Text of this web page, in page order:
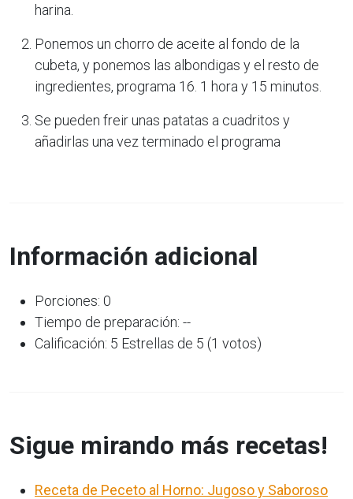
harina.
Ponemos un chorro de aceite al fondo de la
cubeta, y ponemos las albondigas y el resto de
ingredientes, programa 16. 1 hora y 15 minutos.
Se pueden freir unas patatas a cuadritos y
añadirlas una vez terminado el programa
Información adicional
Porciones: 0
Tiempo de preparación: --
Calificación: 5 Estrellas de 5 (1 votos)
Sigue mirando más recetas!
Receta de Peceto al Horno: Jugoso y Saboroso